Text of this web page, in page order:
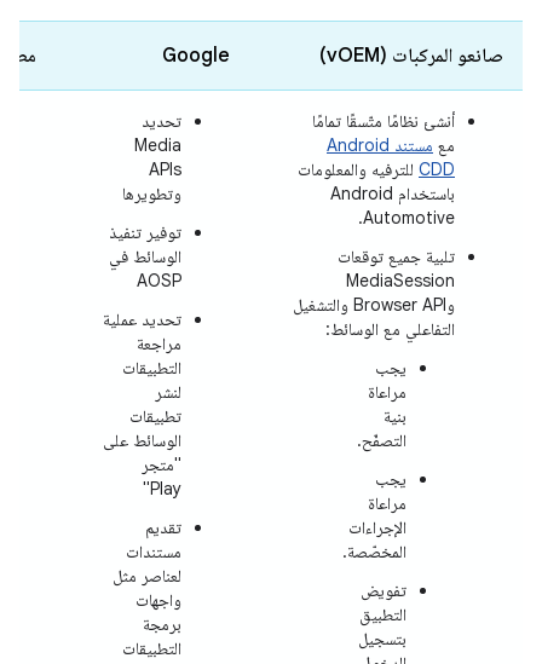
صانعو المركبات (vOEM) Google
أنشئ نظامًا متّسقًا تمامًا
مع
مستند Android
CDD للترفيه والمعلومات
باستخدام Android
Automotive.
تلبية جميع توقعات
MediaSession
وBrowser API والتشغيل
التفاعلي مع الوسائط:
يجب
مراعاة
بنية
التصفّح.
يجب
مراعاة
الإجراءات
المخصّصة.
تفويض
التطبيق
بتسجيل
تحديد
Media
APIs
وتطويرها
توفير تنفيذ
الوسائط في
AOSP
تحديد عملية
مراجعة
التطبيقات
لنشر
تطبيقات
الوسائط على
"متجر
Play"
تقديم
مستندات
لعناصر مثل
واجهات
برمجة
التطبيقات